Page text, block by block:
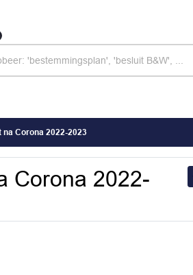
Corona 2022-2023
Corona 2022-